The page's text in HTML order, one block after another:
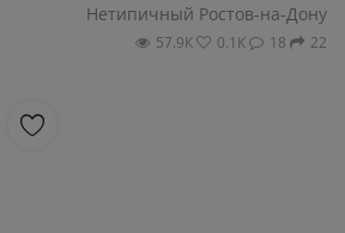
Нетипичный Ростов-на-Дону
57.9К 0.1К 18 22